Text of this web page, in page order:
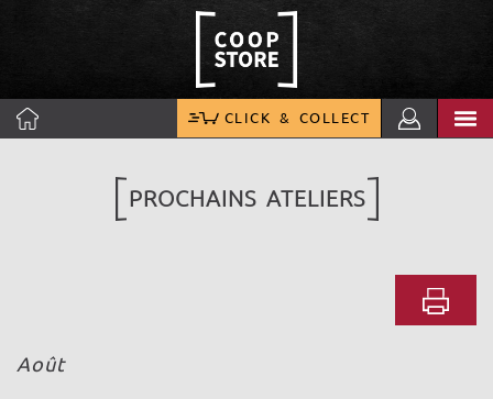
CLICK & COLLECT
PROCHAINS ATELIERS
Août